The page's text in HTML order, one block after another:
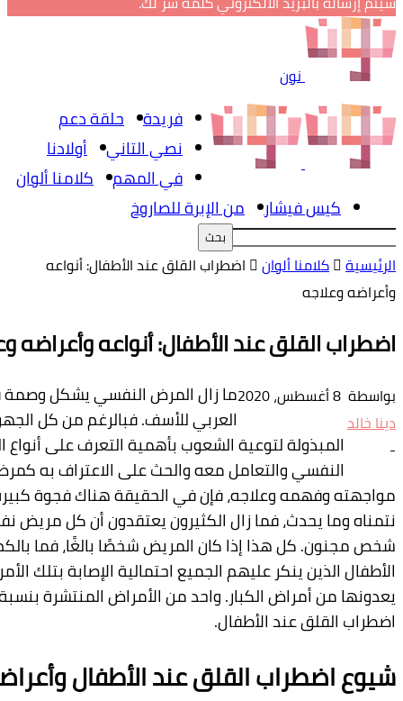
نون
فريدة
حلقة دعم
نصي التاني
أولادنا
في المهم
كلامنا ألوان
من الإبرة للصاروخ
ألوان
اضطراب القلق عند الأطفال: أنواعه
عند الأطفال: أنواعه وأعراضه وعلاجه
ما زال المرضالنفسييشكلوصمةفيعالمنا
للأسف.فبالرغممنكلالجهود
لتوعيةالشعوببأهميةالتعرفعلىأنواعالمرض
والتعاملمعهوالحثعلىالاعترافبهكمرضيجب
وعلاجه،فإنفيالحقيقةهناكفجوةكبيرةبينما
فمازالالكثيرونيعتقدونأنكلمريضنفسي هو
.كلهذاإذاكانالمريضشخصًابالغًا،فمابالكمبالأطفال!
ينكرعليهمالجميعاحتماليةالإصابةبتلك الأمراض التي
أمراضالكبار.واحدمنالأمراضالمنتشرةبنسبةعاليةهو
عند الأطفال.
القلق عند الأطفالوأعراضه